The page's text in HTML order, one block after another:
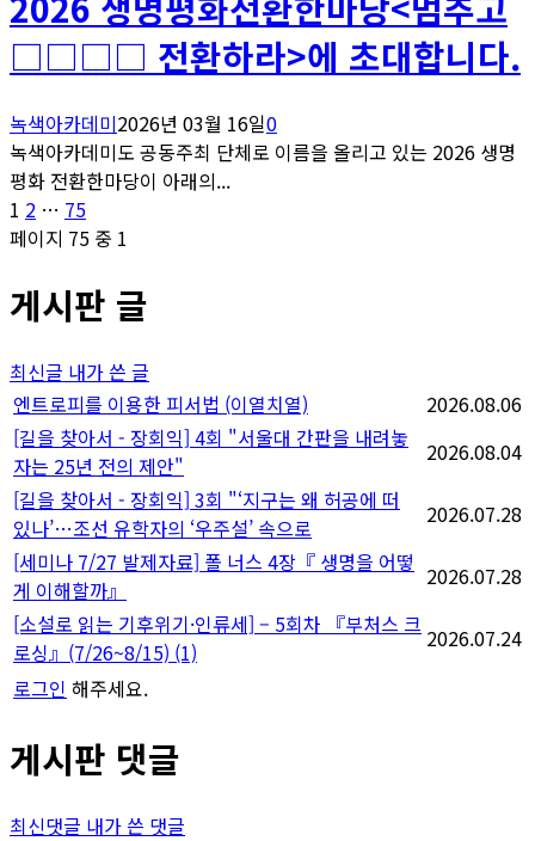
□□□□ 전환하라>에 초대합니다.
녹색아카데미2026년 03월 16일0
녹색아카데미도 공동주최 단체로 이름을 올리고 있는 2026 생명
평화 전환한마당이 아래의...
글
페
이
지
매
김
페
이
1 페
이
2 … 페
이
75
페이지 75 중 1
게시판 글
최신글 내가 쓴 글
엔트로피를 이용한 피서법 (이열치열)
2026.08.06
[길을 찾아서 - 장회익] 4회 "서울대 간판을 내려놓
자는 25년 전의 제안"
2026.08.04
[길을 찾아서 - 장회익] 3회 "‘지구는 왜 허공에 떠
있나’…조선 유학자의 ‘우주설’ 속으로
2026.07.28
[세미나 7/27 발제자료] 폴 너스 4장『 생명을 어떻
게 이해할까』
2026.07.28
[소설로 읽는 기후위기·인류세] – 5회차 『부처스 크
로싱』(7/26~8/15) (1)
2026.07.24
로그인 해주세요.
게시판 댓글
최신댓글 내가 쓴 댓글